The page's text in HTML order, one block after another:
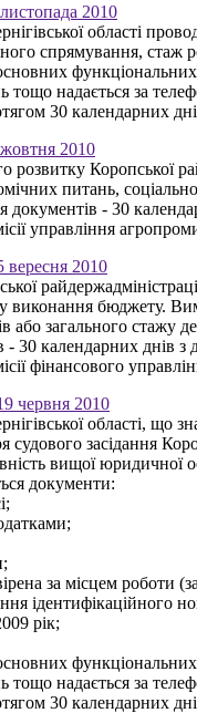
2010
області
спрямування,
надається за
30 календарних
2010
розвитку Коропської
питань,
документів - 30
управління
2010
виконання бюджету.
або загального стажу
- 30 календарних днів
фінансового
червня 2010
області, що
судового засідання
вищої юридичної
документи:
за місцем роботи
ідентифікаційного
рік;
надається за
30 календарних